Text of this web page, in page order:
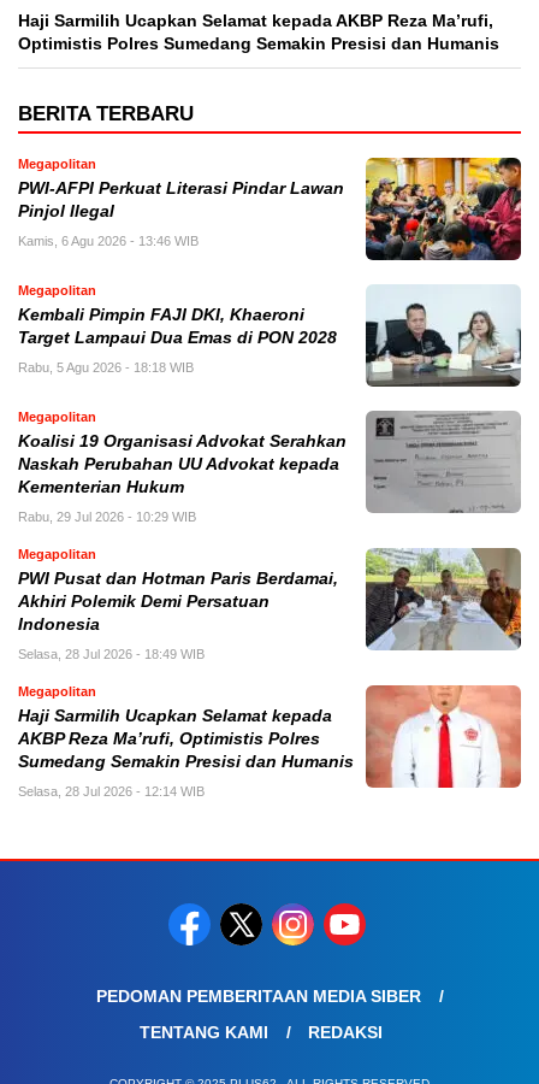
Haji Sarmilih Ucapkan Selamat kepada AKBP Reza Ma’rufi,
Optimistis Polres Sumedang Semakin Presisi dan Humanis
BERITA TERBARU
Megapolitan
PWI-AFPI Perkuat Literasi Pindar Lawan
Pinjol Ilegal
Kamis, 6 Agu 2026 - 13:46 WIB
Megapolitan
Kembali Pimpin FAJI DKI, Khaeroni
Target Lampaui Dua Emas di PON 2028
Rabu, 5 Agu 2026 - 18:18 WIB
Megapolitan
Koalisi 19 Organisasi Advokat Serahkan
Naskah Perubahan UU Advokat kepada
Kementerian Hukum
Rabu, 29 Jul 2026 - 10:29 WIB
Megapolitan
PWI Pusat dan Hotman Paris Berdamai,
Akhiri Polemik Demi Persatuan
Indonesia
Selasa, 28 Jul 2026 - 18:49 WIB
Megapolitan
Haji Sarmilih Ucapkan Selamat kepada
AKBP Reza Ma’rufi, Optimistis Polres
Sumedang Semakin Presisi dan Humanis
Selasa, 28 Jul 2026 - 12:14 WIB
PEDOMAN PEMBERITAAN MEDIA SIBER
TENTANG KAMI
REDAKSI